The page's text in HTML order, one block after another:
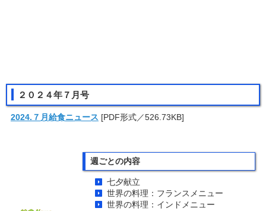
２０２４年７月号
2024.７月 給食ニュース [PDF形式／526.73KB]
週ごとの内容
七夕献立
世界の料理：フランスメニュー
世界の料理：インドメニュー